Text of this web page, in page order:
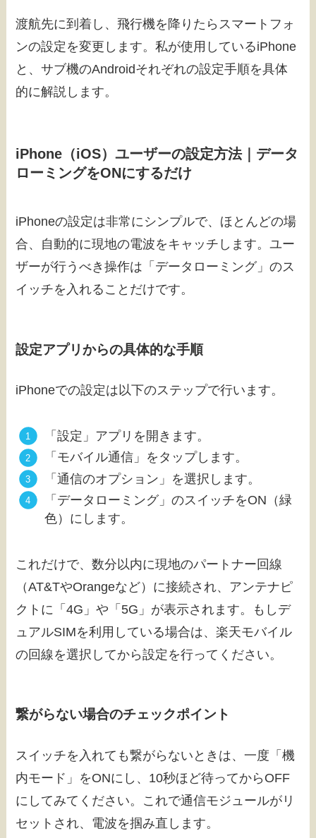
渡航先に到着し、飛行機を降りたらスマートフォ
ンの設定を変更します。私が使用しているiPhone
と、サブ機のAndroidそれぞれの設定手順を具体
的に解説します。
iPhone（iOS）ユーザーの設定方法｜データ
ローミングをONにするだけ
iPhoneの設定は非常にシンプルで、ほとんどの場
合、自動的に現地の電波をキャッチします。ユー
ザーが行うべき操作は「データローミング」のス
イッチを入れることだけです。
設定アプリからの具体的な手順
iPhoneでの設定は以下のステップで行います。
「設定」アプリを開きます。
「モバイル通信」をタップします。
「通信のオプション」を選択します。
「データローミング」のスイッチをON（緑
色）にします。
これだけで、数分以内に現地のパートナー回線
（AT&TやOrangeなど）に接続され、アンテナピ
クトに「4G」や「5G」が表示されます。もしデ
ュアルSIMを利用している場合は、楽天モバイル
の回線を選択してから設定を行ってください。
繋がらない場合のチェックポイント
スイッチを入れても繋がらないときは、一度「機
内モード」をONにし、10秒ほど待ってからOFF
にしてみてください。これで通信モジュールがリ
セットされ、電波を掴み直します。